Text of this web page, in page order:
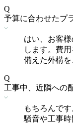
Q
予算に合わせたプ
はい、お客
します。費
備えた外構を
Q
工事中、近隣への
もちろんで
騒音や工事